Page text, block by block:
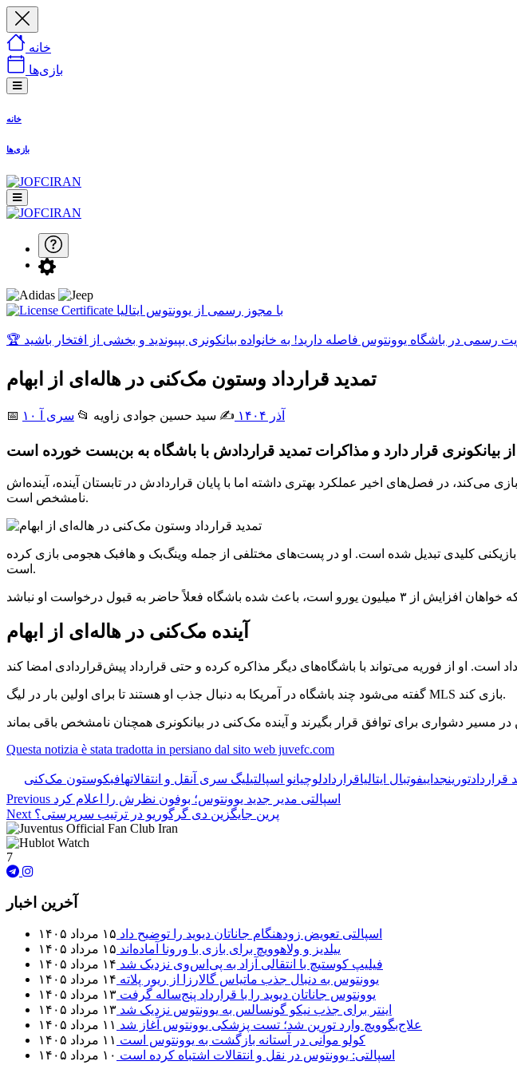
خانه
بازی‌ها
خانه
بازی‌ها
با مجوز رسمی از یوونتوس ایتالیا
تمدید قرارداد وستون مک‌کنی در هاله‌ای از ابهام
📅 ۱۰ آذر ۱۴۰۴ ✍️ سید حسین جوادی زاويه 📂 سری آ
سال ۲۰۲۰ در تورین بازی می‌کند، در فصل‌های اخیر عملکرد بهتری داشته اما با پایان قراردادش در تابستان آینده، آینده‌اش
نامشخص است.
بازیکنی کلیدی تبدیل شده است. او در پست‌های مختلفی از جمله وینگ‌بک و هافبک هجومی بازی کرده
است.
آینده مک‌کنی در هاله‌ای از ابهام
گفته می‌شود چند باشگاه در آمریکا به دنبال جذب او هستند تا برای اولین بار در لیگ MLS بازی کند.
Questa notizia è stata tradotta in persiano dal sito web juvefc.com
قراردادتورینجداییفوتبال ایتالیاقراردادلوچیانو اسپالتیلیگ سری آ نقل و انتقالاتهافبکوستون مک‌کنی
Previous اسپالتی مدیر جدید یوونتوس؛ بوفون نظرش را اعلام کرد
Next پرین جایگزین دی گرگوریو در ترتیب سرپرستی؟
7
آخرین اخبار
اسپالتی تعویض زودهنگام جاناتان دیوید را توضیح داد ۱۵ مرداد ۱۴۰۵
ییلدیز و ولاهوویچ برای بازی با ورونا آماده‌اند ۱۵ مرداد ۱۴۰۵
فیلیپ کوستیچ با انتقالی آزاد به پی‌اس‌وی نزدیک شد ۱۴ مرداد ۱۴۰۵
یوونتوس به دنبال جذب ماتیاس گالارزا از ریور پلاته ۱۴ مرداد ۱۴۰۵
یوونتوس جاناتان دیوید را با قرارداد پنج‌ساله گرفت ۱۳ مرداد ۱۴۰۵
اینتر برای جذب نیکو گونسالس به یوونتوس نزدیک شد ۱۳ مرداد ۱۴۰۵
علاج‌بگوویچ وارد تورین شد؛ تست پزشکی یوونتوس آغاز شد ۱۱ مرداد ۱۴۰۵
کولو موآنی در آستانه بازگشت به یوونتوس است ۱۱ مرداد ۱۴۰۵
اسپالتی: یوونتوس در نقل و انتقالات اشتباه کرده است ۱۰ مرداد ۱۴۰۵